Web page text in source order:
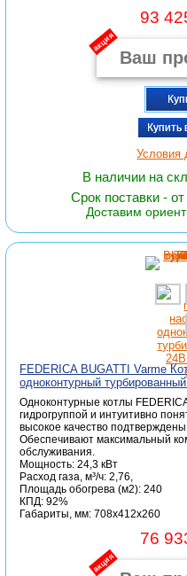
93
акция
Купить
Условия
В наличии на
Срок поставки -
Доставим
FEDERICA BUGATTI Varme
одноконтурный
Одноконтурные котлы
гидрогруппой и интуитивно
высокое качество
Обеспечивают максимальный
обслуживания.
Мощность: 24,3 кВт
Расход газа, м³/ч: 2,76,
Площадь обогрева (м2): 240
КПД: 92%
Габариты, мм: 708x412x260
76
акция